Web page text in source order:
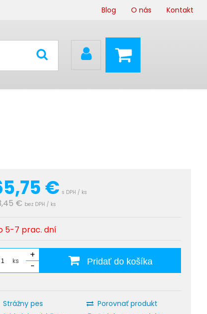
Blog O nás Kontakt
€ s DPH / ks
€ bez DPH / ks
5-7 prac. dní
ks
+
-
Pridať do košíka
Strážny pes
Porovnať produkt